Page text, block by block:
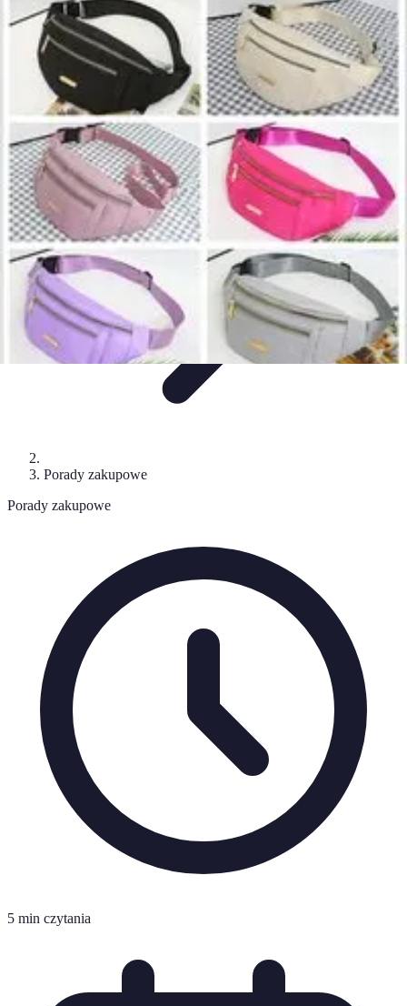
Zakupy Na Topie
OfertyPorady Zakupowe Porady zakupowePromocjeTrendy i
nowości
Zakupy Na Topie
Porady zakupowe
Porady zakupowe
5 min czytania